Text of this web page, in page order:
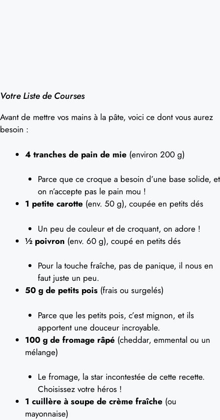
Votre Liste de Courses
Avant de mettre vos mains à la pâte, voici ce dont vous aurez
besoin :
4 tranches de pain de mie (environ 200 g)
Parce que ce croque a besoin d’une base solide, et
on n’accepte pas le pain mou !
1 petite carotte (env. 50 g), coupée en petits dés
Un peu de couleur et de croquant, on adore !
½ poivron (env. 60 g), coupé en petits dés
Pour la touche fraîche, pas de panique, il nous en
faut juste un peu.
50 g de petits pois (frais ou surgelés)
Parce que les petits pois, c’est mignon, et ils
apportent une douceur incroyable.
100 g de fromage râpé (cheddar, emmental ou un
mélange)
Le fromage, la star incontestée de cette recette.
Choisissez votre héros !
1 cuillère à soupe de crème fraîche (ou
mayonnaise)